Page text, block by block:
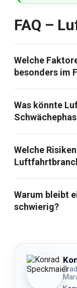
FAQ –
Welche
besonders im
Was könnte
Welche
Warum bleibt
schwierig?